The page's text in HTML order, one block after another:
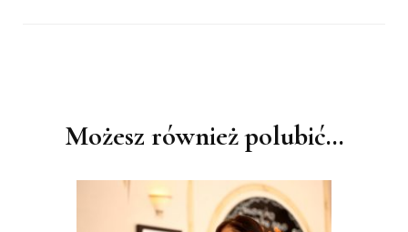
Nawigacja
Możesz również polubić…